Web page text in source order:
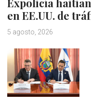
en EE.UU. de
5 agosto, 2026